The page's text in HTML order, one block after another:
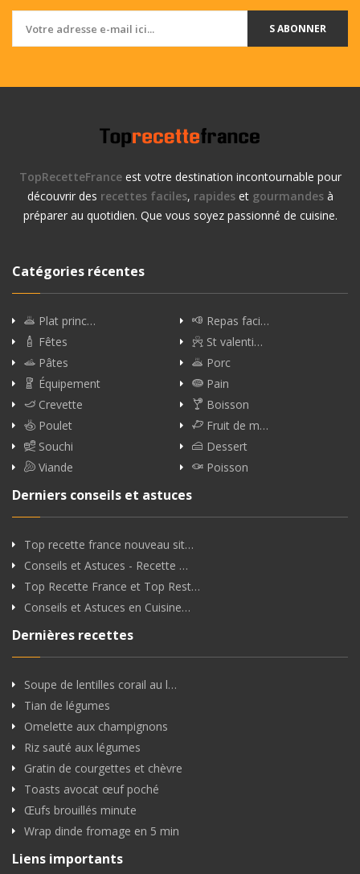
S ABONNER
TopRecetteFranceest votre destination incontournable pour
découvrir des recettes faciles, rapideset gourmandesà
préparer au quotidien. Que vous soyez passionné de cuisine.
Catégories récentes
Plat princ…
Repas faci…
Fêtes
St valenti…
Pâtes
Porc
Équipement
Pain
Crevette
Boisson
Poulet
Fruit de m…
Souchi
Dessert
Viande
Poisson
Derniers conseils et astuces
Top recette france nouveau sit…
Conseils et Astuces - Recette …
Top Recette France et Top Rest…
Conseils et Astuces en Cuisine…
Dernières recettes
Soupe de lentilles corail au l…
Tian de légumes
Omelette aux champignons
Riz sauté aux légumes
Gratin de courgettes et chèvre
Toasts avocat œuf poché
Œufs brouillés minute
Wrap dinde fromage en 5 min
Liens importants